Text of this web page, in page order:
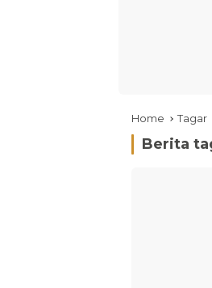
Home Tagar
Berita